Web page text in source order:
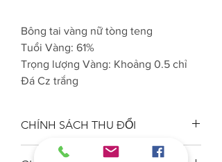
Bông tai vàng nữ tòng teng
Tuổi Vàng: 61%
Trọng lượng Vàng: Khoảng 0.5 chỉ
Đá Cz trắng
CHÍNH SÁCH THU ĐỔI
Công ty VJC 610 đảm bảo chất